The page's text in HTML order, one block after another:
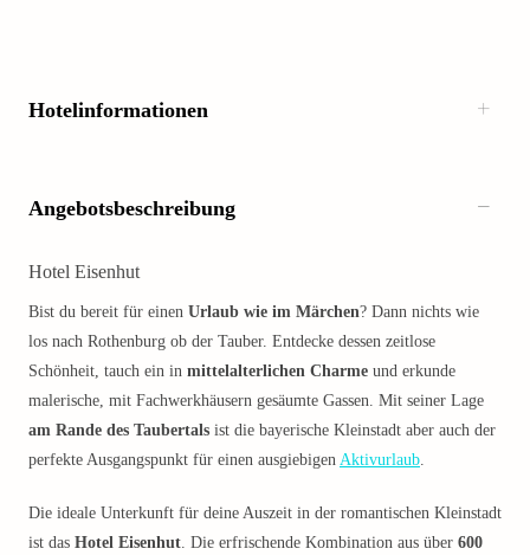
Hotelinformationen
Angebotsbeschreibung
Hotel Eisenhut
Bist du bereit für einen Urlaub wie im Märchen? Dann nichts wie
los nach Rothenburg ob der Tauber. Entdecke dessen zeitlose
Schönheit, tauch ein in mittelalterlichen Charme und erkunde
malerische, mit Fachwerkhäusern gesäumte Gassen. Mit seiner Lage
am Rande des Taubertals ist die bayerische Kleinstadt aber auch der
perfekte Ausgangspunkt für einen ausgiebigen Aktivurlaub.
Die ideale Unterkunft für deine Auszeit in der romantischen Kleinstadt
ist das Hotel Eisenhut. Die erfrischende Kombination aus über 600